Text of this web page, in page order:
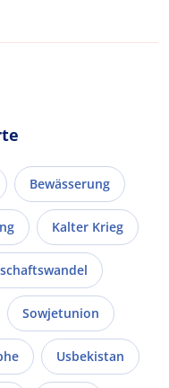
Bewässerung
Kalter Krieg
Sowjetunion
Usbekistan